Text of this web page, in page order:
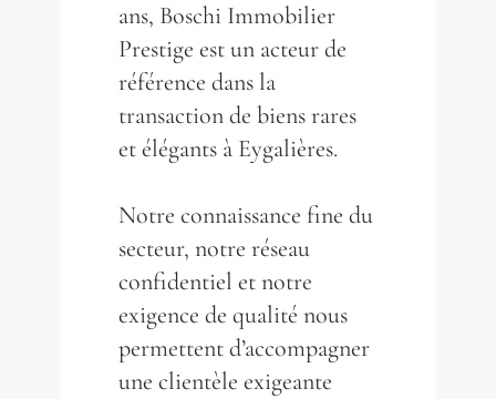
ans, Boschi Immobilier
Prestige est un acteur de
référence dans la
transaction de biens rares
et élégants à Eygalières.
Notre connaissance fine du
secteur, notre réseau
confidentiel et notre
exigence de qualité nous
permettent d’accompagner
une clientèle exigeante